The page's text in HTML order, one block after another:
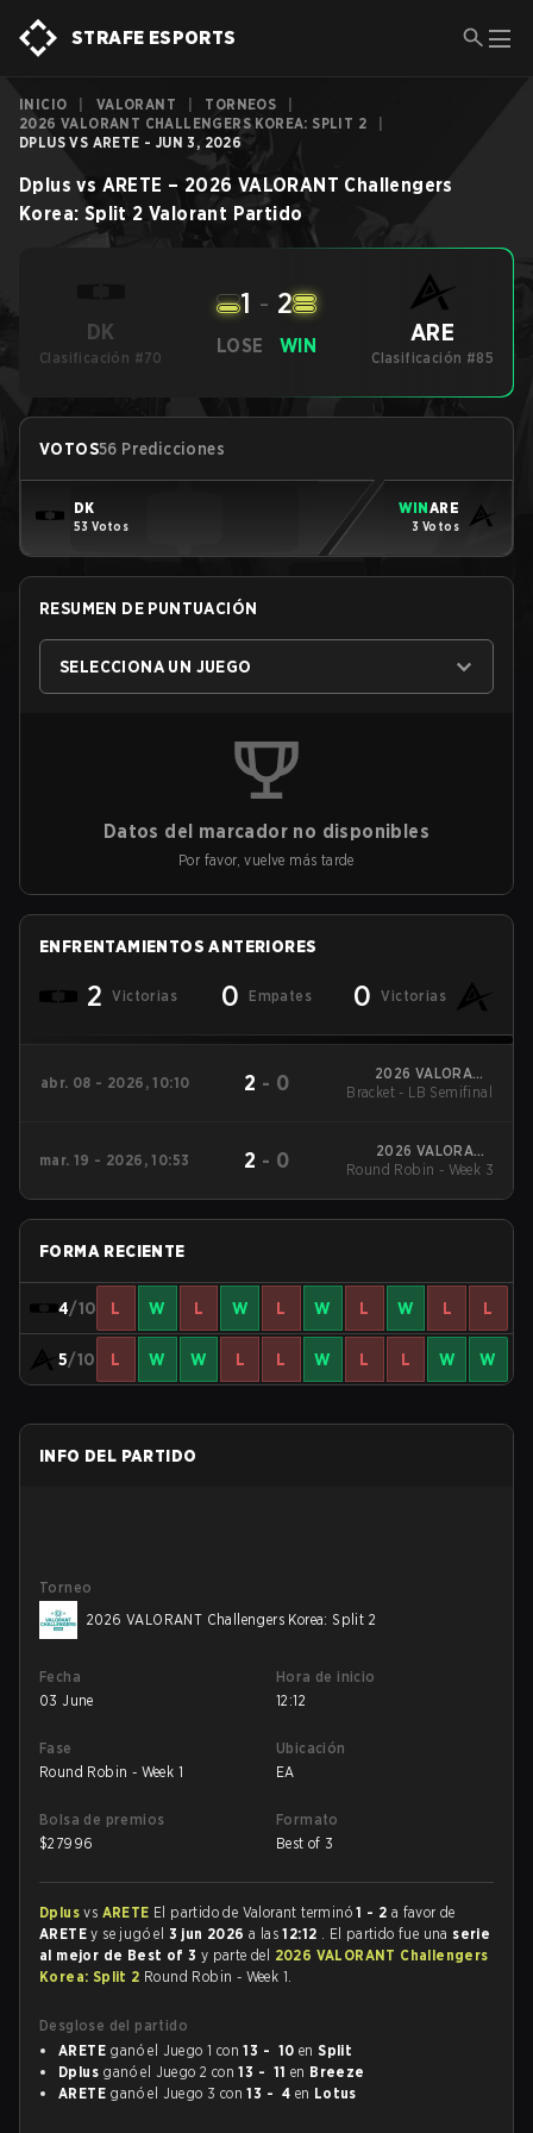
STRAFE ESPORTS
INICIO VALORANT TORNEOS
2026 VALORANT CHALLENGERS KOREA: SPLIT 2
DPLUS VS ARETE - JUN 3, 2026
Dplus vs ARETE – 2026 VALORANT Challengers
Korea: Split 2 Valorant Partido
DK
Clasificación #70
LOSE
1 - 2
WIN ARE
Clasificación #85
VOTOS56 Predicciones
DK
53 Votos
WINARE
3 Votos
RESUMEN DE PUNTUACIÓN
SELECCIONA UN JUEGO
Datos del marcador no disponibles
Por favor, vuelve más tarde
ENFRENTAMIENTOS ANTERIORES
2 Victorias 0 Empates 0 Victorias
abr. 08 - 2026, 10:10 2 - 0
2026 VALORANT
Challengers Korea:
Bracket - LB Semifinal
mar. 19 - 2026, 10:53 2 - 0
2026 VALORANT
Challengers Korea:
Round Robin - Week 3
FORMA RECIENTE
4/10 L W L W L W L W L L
5/10 L W W L L W L L W W
INFO DEL PARTIDO
Torneo
2026 VALORANT Challengers Korea: Split 2
Fecha
03 June
Hora de inicio
12:12
Fase
Round Robin - Week 1
Ubicación
EA
Bolsa de premios
$27996
Formato
Best of 3
Dplusvs ARETE El partido de Valorant terminó1 - 2 a favor de
ARETEy se jugó el 3 jun 2026a las12:12 . El partido fue una serie
al mejor de Best of 3 y parte del 2026 VALORANT Challengers
Korea: Split 2 Round Robin - Week 1.
Desglose del partido
ARETE ganó el Juego 1 con13 - 10 enSplit
Dplus ganó el Juego 2 con13 - 11 en Breeze
ARETE ganó el Juego 3 con13 - 4 en Lotus